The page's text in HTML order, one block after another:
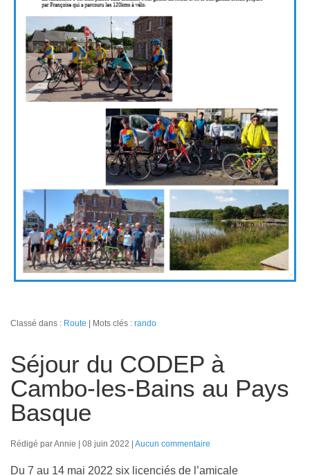
Classé dans : Route Mots clés : rando
Séjour du CODEP à
Cambo-les-Bains au Pays
Basque
Rédigé par Annie 08 juin 2022 Aucun commentaire
Du 7 au 14 mai 2022 six licenciés de l’amicale